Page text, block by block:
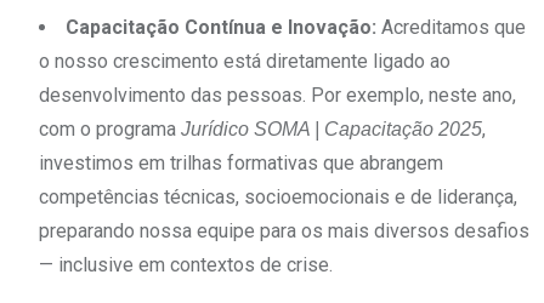
Capacitação Contínua e Inovação: Acreditamos que
o nosso crescimento está diretamente ligado ao
desenvolvimento das pessoas. Por exemplo, neste ano,
com o programa Jurídico SOMA | Capacitação 2025,
investimos em trilhas formativas que abrangem
competências técnicas, socioemocionais e de liderança,
preparando nossa equipe para os mais diversos desafios
— inclusive em contextos de crise.